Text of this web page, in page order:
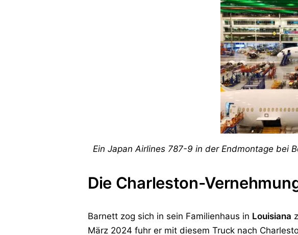
Ein Japan Airlines 787-9 in der Endmontage bei
Die Charleston-
Barnett zog sich in sein Familienhaus in Louisiana
März 2024 fuhr er mit diesem Truck nach